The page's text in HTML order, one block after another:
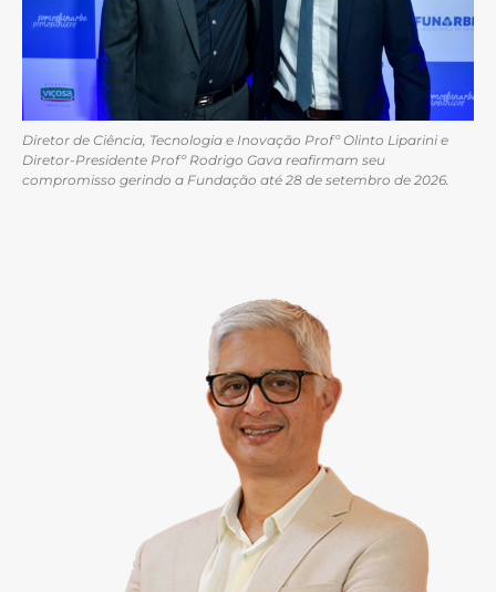
Diretor de Ciência, Tecnologia e Inovação Profº Olinto Liparini e
Diretor-Presidente Profº Rodrigo Gava reafirmam seu
compromisso gerindo a Fundação até 28 de setembro de 2026.